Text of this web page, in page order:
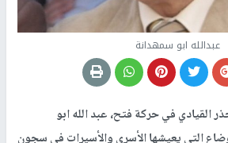
عبدالله ابو سمهدانة
القيادي في حركة فتح، عبد الله ابو